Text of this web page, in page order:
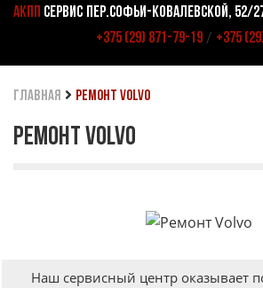
АКПП СЕРВИС ПЕР.СОФЬИ-КОВАЛЕВСКОЙ, 52/
+375 (29) 871-79-19 / +375
главная Ремонт Volvo
РЕМОНТ VOLVO
Наш сервисный центр оказывает